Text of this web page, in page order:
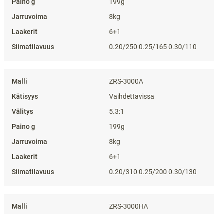
8kg
6+1
0.20/250 0.25/165 0.30/110
ZRS-3000A
Vaihdettavissa
5.3:1
199g
8kg
6+1
0.20/310 0.25/200 0.30/130
ZRS-3000HA